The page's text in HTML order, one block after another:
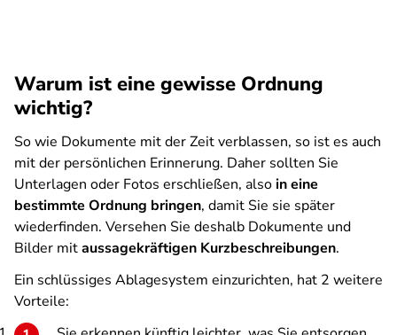
Warum ist eine gewisse Ordnung
wichtig?
So wie Dokumente mit der Zeit verblassen, so ist es auch
mit der persönlichen Erinnerung. Daher sollten Sie
Unterlagen oder Fotos erschließen, alsoin eine
bestimmte Ordnung bringen, damit Sie sie später
wiederfinden. Versehen Sie deshalb Dokumente und
Bilder mitaussagekräftigen Kurzbeschreibungen.
Ein schlüssiges Ablagesystem einzurichten, hat 2 weitere
Vorteile: